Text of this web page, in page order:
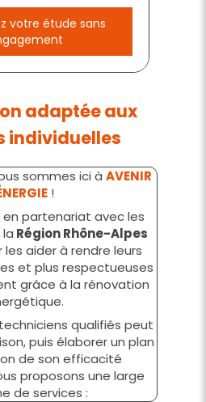
votre étude sans
adaptée aux
individuelles
sommes ici à AVENIR
!
en partenariat avec les
Région Rhône-Alpes
les aider à rendre leurs
et plus respectueuses
grâce à la rénovation
qualifiés peut
puis élaborer un plan
de son efficacité
proposons une large
de services :